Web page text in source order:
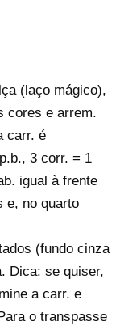
(laço mágico),
cores e arrem.
carr. é
3 corr. = 1
igual à frente
e, no quarto
(fundo cinza
Dica: se quiser,
a carr. e
o transpasse